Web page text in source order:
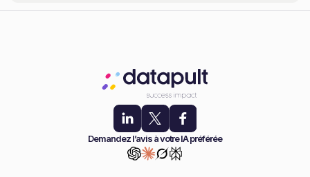
Demandez l’avis à votre IA préférée